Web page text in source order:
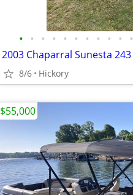
• • • • • • • • • • •
2003 Chaparral Sunesta 243
8/6 Hickory
$55,000